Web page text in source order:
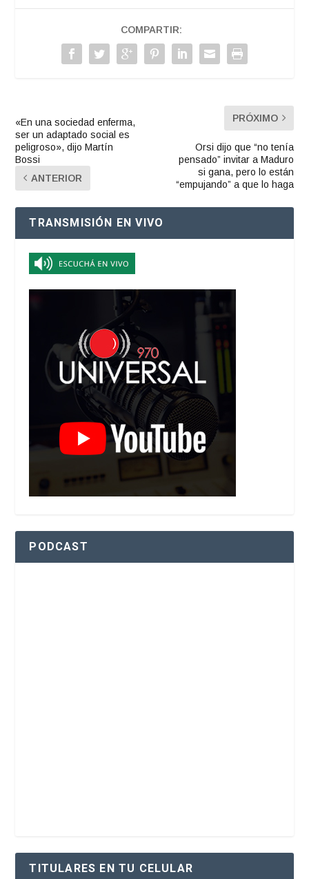
COMPARTIR:
«En una sociedad enferma,
ser un adaptado social es
peligroso», dijo Martín
Bossi
ANTERIOR
PRÓXIMO
Orsi dijo que “no tenía
pensado” invitar a Maduro
si gana, pero lo están
“empujando” a que lo haga
TRANSMISIÓN EN VIVO
PODCAST
TITULARES EN TU CELULAR